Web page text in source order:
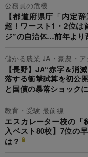
公務員の危機
【都道府県庁「内定
超！ワースト1・2位は
ジ”の自治体…前年より
儲かる農業 JA・豪農・
【長野】JA“赤字＆消
落する衝撃試算を初公
と国債の暴落ショック
教育・受験 最前線
エスカレーター校の「
入ベスト80校】7位の
は？